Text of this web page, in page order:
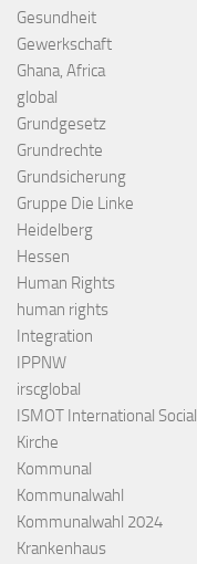
Gesundheit
Gewerkschaft
Ghana, Africa
global
Grundgesetz
Grundrechte
Grundsicherung
Gruppe Die Linke
Heidelberg
Hessen
Human Rights
human rights
Integration
IPPNW
irscglobal
ISMOT International
Kirche
Kommunal
Kommunalwahl
Kommunalwahl 2024
Krankenhaus